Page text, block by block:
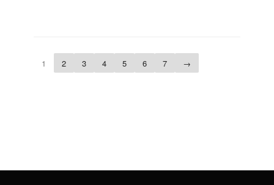
1 2 3 4 5 6 7 →